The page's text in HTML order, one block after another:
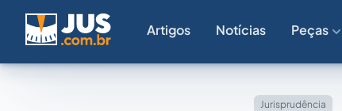
Artigos Notícias Peças
Jurisprudência